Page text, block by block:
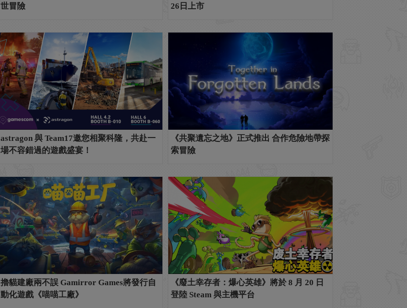
世冒險
26日上市
astragon 與 Team17邀您相聚科隆，共赴一
場不容錯過的遊戲盛宴！
《共聚遺忘之地》正式推出 合作危險地帶探
索冒險
擼貓建廠兩不誤 Gamirror Games將發行自
動化遊戲《喵喵工廠》
《廢土幸存者：爆心英雄》將於 8 月 20 日
登陸 Steam 與主機平台